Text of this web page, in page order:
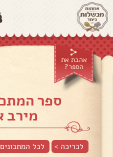
אהבת את
הספר?
ספר
מירב
לכריכה > לכל